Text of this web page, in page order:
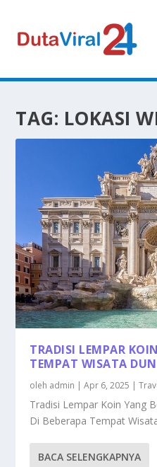
TAG: LOKASI
TRADISI LEMPAR
TEMPAT WISATA
oleh admin |Apr 6, 2025 |
Tradisi Lempar Koin Yang
Di Beberapa Tempat
BACA SELENGKAPNYA